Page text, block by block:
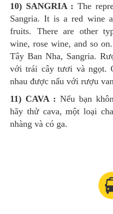
10) SANGRIA : The
Sangria. It is a red wine
fruits. There are other
wine, rose wine, and so
Tây Ban Nha, Sangria.
với trái cây tươi và ngọt.
nhau được nấu với rượu
11) CAVA : Nếu bạn
hãy thử cava, một loại
nhàng và có ga.